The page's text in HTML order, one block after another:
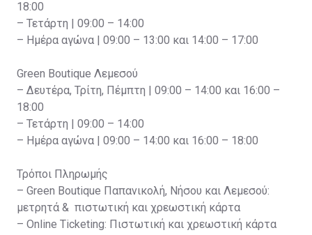
18:00
– Τετάρτη | 09:00 – 14:00
– Ημέρα αγώνα | 09:00 – 13:00 και 14:00 – 17:00
Green Boutique Λεμεσού
– Δευτέρα, Τρίτη, Πέμπτη | 09:00 – 14:00 και 16:00 –
18:00
– Τετάρτη | 09:00 – 14:00
– Ημέρα αγώνα | 09:00 – 14:00 και 16:00 – 18:00
Τρόποι Πληρωμής
– Green Boutique Παπανικολή, Νήσου και Λεμεσού:
μετρητά & πιστωτική και χρεωστική κάρτα
– Online Ticketing: Πιστωτική και χρεωστική κάρτα